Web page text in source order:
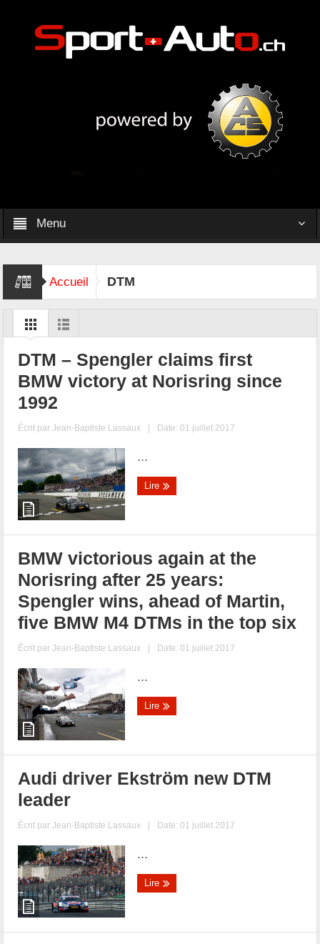
Menu
Accueil DTM
DTM – Spengler claims first
BMW victory at Norisring since
1992
Écrit parJean-Baptiste Lassaux | Date: 01 juillet 2017
...
Lire
BMW victorious again at the
Norisring after 25 years:
Spengler wins, ahead of Martin,
five BMW M4 DTMs in the top six
Écrit parJean-Baptiste Lassaux | Date: 01 juillet 2017
...
Lire
Audi driver Ekström new DTM
leader
Écrit parJean-Baptiste Lassaux | Date: 01 juillet 2017
...
Lire